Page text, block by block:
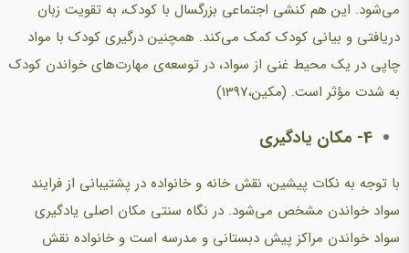
می‌شود. این هم کنشی اجتماعی بزرگسال با کودک، به تقویت زبان
دریافتی و بیانی کودک کمک می‌کند. همچنین درگیری کودک با مواد
چاپی در یک محیط غنی از سواد، در توسعه‌ی مهارت‌های خواندن کودک
به شدت مؤثر است. (مکین،1397)
4- مکان یادگیری
با توجه به نکات پیشین، نقش خانه و خانواده در پشتیبانی از فرایند
سواد خواندن مشخص می‌شود. در نگاه سنتی مکان اصلی یادگیری
سواد خواندن مراکز پیش دبستانی و مدرسه است و خانواده نقش